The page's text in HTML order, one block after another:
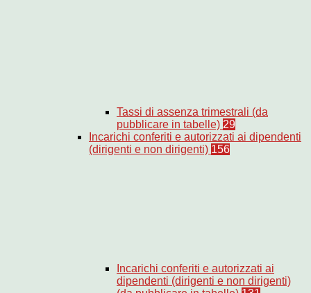
Tassi di assenza trimestrali (da
pubblicare in tabelle) 29
Incarichi conferiti e autorizzati ai dipendenti
(dirigenti e non dirigenti) 156
Incarichi conferiti e autorizzati ai
dipendenti (dirigenti e non dirigenti)